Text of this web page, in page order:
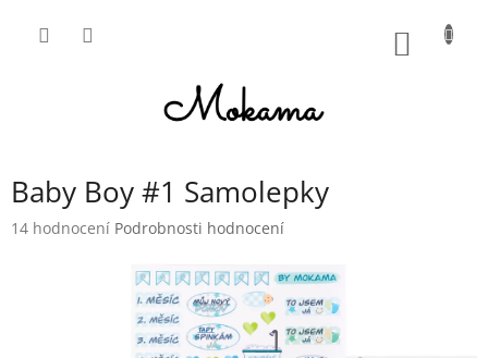
Baby Boy #1 Samolepky
Průměrné
14 hodnocení Podrobnosti hodnocení